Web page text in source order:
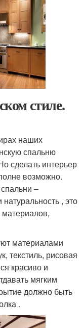
стиле.
наших
спальню
сделать интерьер
возможно.
–
, это
материалами
текстиль, рисовая
красиво и
мягким
должно быть
.